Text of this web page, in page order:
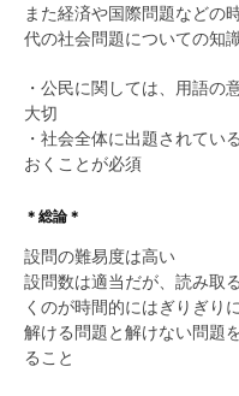
また経済や国際問題などの
代の社会問題についての知
・公民に関しては、用語の
大切
・社会全体に出題されてい
おくことが必須
＊総論＊
設問の難易度は高い
設問数は適当だが、読み取
くのが時間的にはぎりぎり
解ける問題と解けない問題
ること